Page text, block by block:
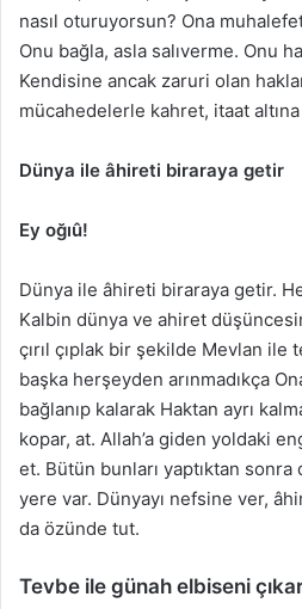
nasıl oturuyorsun? Ona
Onu bağla, asla salıverme. Onu
Kendisine ancak zaruri olan
mücahedelerle kahret, itaat altına
Dünya ile âhireti biraraya getir
Ey oğıû!
Dünya ile âhireti biraraya getir.
Kalbin dünya ve ahiret
çırıl çıplak bir şekilde Mevlan ile
başka herşeyden arınmadıkça
bağlanıp kalarak Haktan ayrı
kopar, at. Allah’a giden yoldaki
et. Bütün bunları yaptıktan sonra
yere var. Dünyayı nefsine ver,
da özünde tut.
Tevbe ile günah elbiseni